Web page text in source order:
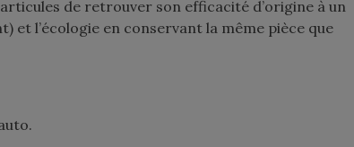
de retrouver son efficacité d’origine à un
et l’écologie en conservant la même pièce que